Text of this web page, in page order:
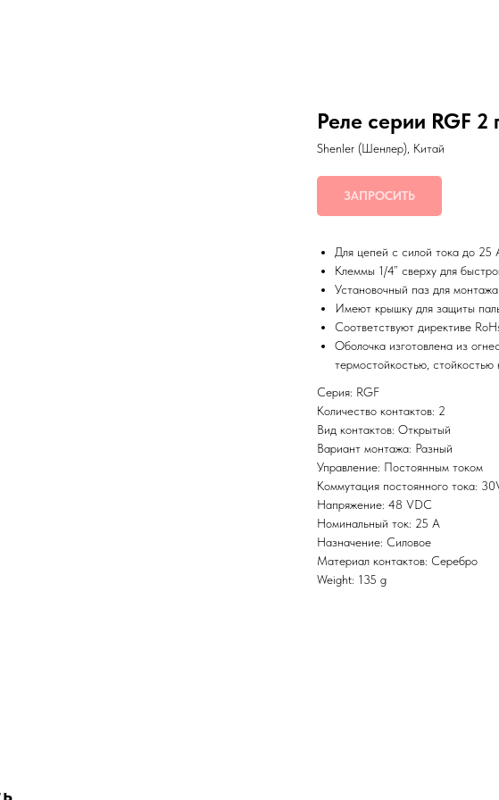
Реле серии RGF
Shenler (Шенлер), Китай
ЗАПРОСИТЬ
Для цепей с силой тока до 25
Клеммы 1/4” сверху для
Установочный паз для
Имеют крышку для защиты
Соответствуют директиве
Оболочка изготовлена из
термостойкостью,
Серия: RGF
Количество контактов: 2
Вид контактов: Открытый
Вариант монтажа: Разный
Управление: Постоянным током
Коммутация постоянного тока:
Напряжение: 48 VDC
Номинальный ток: 25 A
Назначение: Силовое
Материал контактов: Серебро
Weight: 135 g